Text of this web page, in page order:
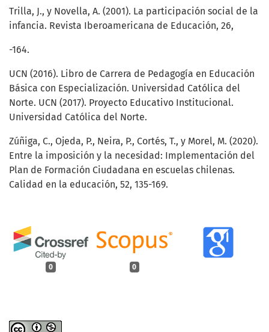
0 0
Trilla, J., y Novella, A. (2001). La participación social de la
infancia. Revista Iberoamericana de Educación, 26,
-164.
UCN (2016). Libro de Carrera de Pedagogía en Educación
Básica con Especialización. Universidad Católica del
Norte. UCN (2017). Proyecto Educativo Institucional.
Universidad Católica del Norte.
Zúñiga, C., Ojeda, P., Neira, P., Cortés, T., y Morel, M. (2020).
Entre la imposición y la necesidad: Implementación del
Plan de Formación Ciudadana en escuelas chilenas.
Calidad en la educación, 52, 135-169.